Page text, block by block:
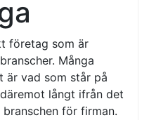
företag som är
Många
är vad som står på
långt ifrån det
för firman.